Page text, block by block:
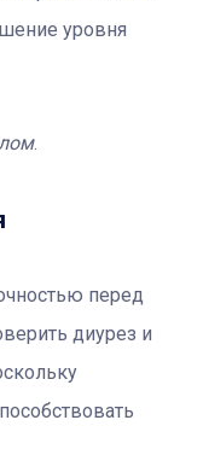
уровня
.
перед
диурез и